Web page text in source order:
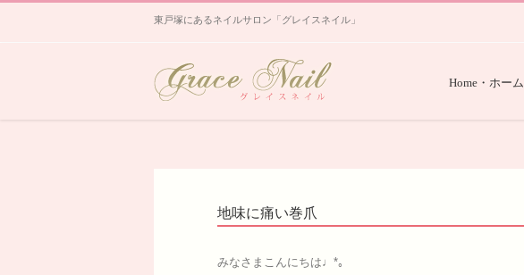
東戸塚にあるネイルサロン「グレイスネイル」
Home・ホーム
地味に痛い巻爪
みなさまこんにちは♩*｡